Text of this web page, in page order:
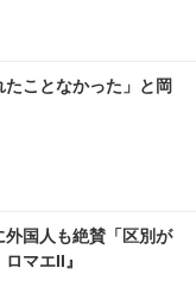
ことなかった」と岡
外国人も絶賛「区別が
マエII』